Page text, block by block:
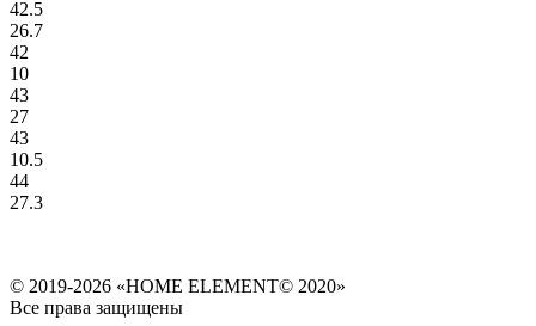
42.5
26.7
42
10
43
27
43
10.5
44
27.3
© 2019-2026 «HOME ELEMENT© 2020»
Все права защищены